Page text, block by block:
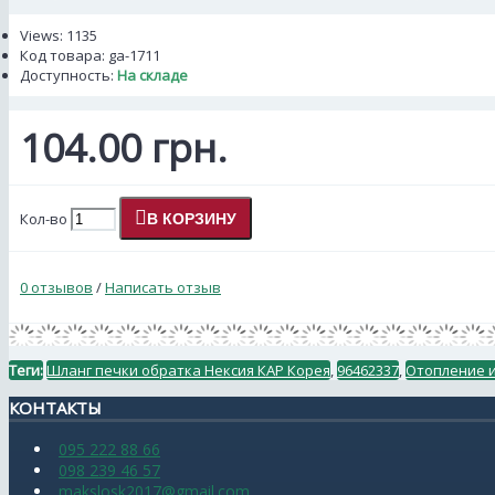
Views: 1135
Код товара: ga-1711
Доступность: На складе
104.00 грн.
Кол-во В КОРЗИНУ
0 отзывов /Написать отзыв
Теги:Шланг печки обратка Нексия КАР Корея, 96462337,Отопление
КОНТАКТЫ
095 222 88 66
098 239 46 57